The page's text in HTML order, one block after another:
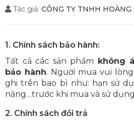
Tác giả: CÔNG TY TNHH
1. Chính sách bảo hành:
Tất cả các sản phẩm không
bảo hành. Người mua vui
ghi trên bao bì như: hạn sử
năng…trước khi mua và sử
2. Chính sách đổi trả